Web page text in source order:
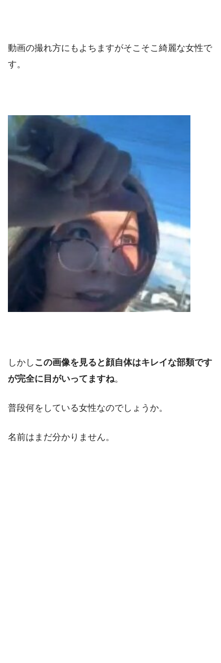
動画の撮れ方にもよちますがそこそこ綺麗な女性で
す。
しかし この画像を見ると顔自体はキレイな部類です
が完全に目がいってますね。
普段何をしている女性なのでしょうか。
名前はまだ分かりません。